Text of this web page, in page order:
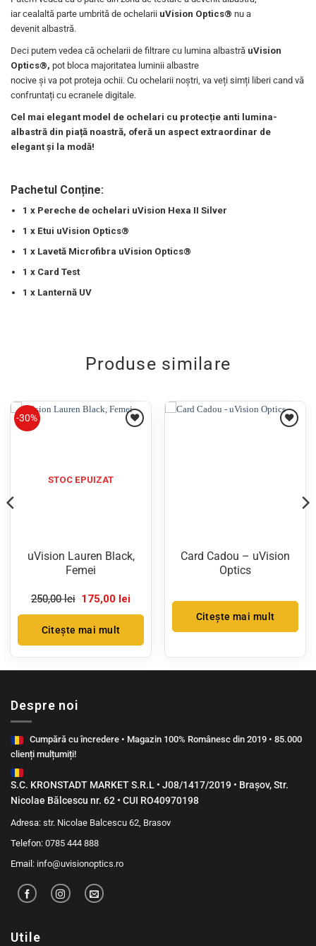
iar cealaltă parte umbrită de ochelarii uVision Optics® nu a
devenit albastră.
Deci putem vedea că ochelarii de filtrare cu lumina albastră uVision
Optics®, pot bloca majoritatea luminii albastre
nocive și va pot proteja ochii. Cu ochelarii noștri, va veți simți liberi cand vă
confruntați cu ecranele digitale.
Cel mai elegant model de ochelari cu protecție anti lumina-
albastră din piață noastră, oferă un aspect extraordinar de
elegant și la modă!
Pachetul Conține:
1 x Pereche de ochelari uVision Hexa II Silver
1 x Etui uVision Optics®
1 x Lavetă Microfibra uVision Optics®
1 x Card Test
1 x Lanternă UV
Produse similare
-30%
STOC EPUIZAT
uVision Lauren Black,
Femei
250,00lei Prețul
inițial
fost:
175,00 leiPrețul
este:
175,00 lei.
Citește mai mult
Card Cadou – uVision
Optics
Citește mai mult
Despre noi
Cumpără cu încredere • Magazin 100% Românesc din 2019 • 85.000
clienți mulțumiți!
S.C. KRONSTADT MARKET S.R.L • J08/1417/2019 • Brașov, Str.
Nicolae Bălcescu nr. 62 • CUI RO40970198
Adresa: str. Nicolae Balcescu 62, Brasov
Telefon: 0785 444 888
Email: info@uvisionoptics.ro
Utile